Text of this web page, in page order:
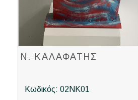
Ν. ΚΑΛΑΦΑΤΗΣ
Κωδικός: 02ΝΚ01